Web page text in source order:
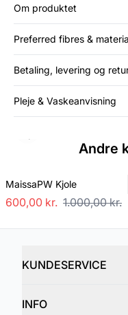
Om produktet
Preferred fibres &
Betaling, levering og
Pleje & Vaskeanvisning
Andre
MaissaPW Kjole
600,00 kr. 1.000,00 kr.
Previous slide
KUNDESERVICE
INFO